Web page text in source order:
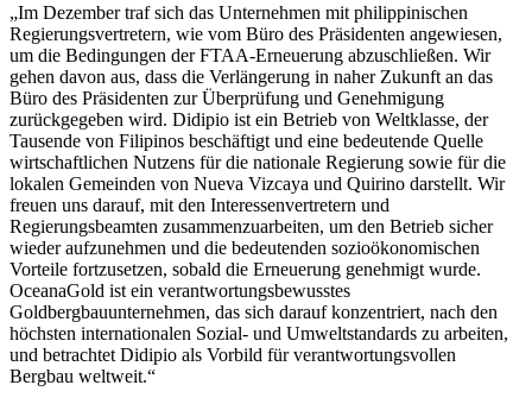
„Im Dezember traf sich das Unternehmen mit philippinischen
Regierungsvertretern, wie vom Büro des Präsidenten angewiesen,
um die Bedingungen der FTAA-Erneuerung abzuschließen. Wir
gehen davon aus, dass die Verlängerung in naher Zukunft an das
Büro des Präsidenten zur Überprüfung und Genehmigung
zurückgegeben wird. Didipio ist ein Betrieb von Weltklasse, der
Tausende von Filipinos beschäftigt und eine bedeutende Quelle
wirtschaftlichen Nutzens für die nationale Regierung sowie für die
lokalen Gemeinden von Nueva Vizcaya und Quirino darstellt. Wir
freuen uns darauf, mit den Interessenvertretern und
Regierungsbeamten zusammenzuarbeiten, um den Betrieb sicher
wieder aufzunehmen und die bedeutenden sozioökonomischen
Vorteile fortzusetzen, sobald die Erneuerung genehmigt wurde.
OceanaGold ist ein verantwortungsbewusstes
Goldbergbauunternehmen, das sich darauf konzentriert, nach den
höchsten internationalen Sozial- und Umweltstandards zu arbeiten,
und betrachtet Didipio als Vorbild für verantwortungsvollen
Bergbau weltweit.“